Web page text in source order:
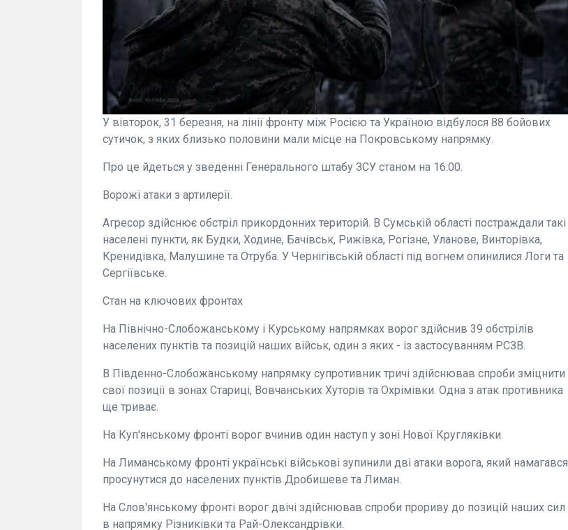
У вівторок, 31 березня, на лінії фронту між Росією та Україною відбулося 88 бойових
сутичок, з яких близько половини мали місце на Покровському напрямку.
Про це йдеться у зведенні Генерального штабу ЗСУ станом на 16:00.
Ворожі атаки з артилерії.
Агресор здійснює обстріл прикордонних територій. В Сумській області постраждали такі
населені пункти, як Будки, Ходине, Бачівськ, Рижівка, Рогізне, Уланове, Винторівка,
Кренидівка, Малушине та Отруба. У Чернігівській області під вогнем опинилися Логи та
Сергіївське.
Стан на ключових фронтах
На Північно-Слобожанському і Курському напрямках ворог здійснив 39 обстрілів
населених пунктів та позицій наших військ, один з яких - із застосуванням РСЗВ.
В Південно-Слобожанському напрямку супротивник тричі здійснював спроби зміцнити
свої позиції в зонах Стариці, Вовчанських Хуторів та Охрімівки. Одна з атак противника
ще триває.
На Куп'янському фронті ворог вчинив один наступ у зоні Нової Кругляківки.
На Лиманському фронті українські військові зупинили дві атаки ворога, який намагався
просунутися до населених пунктів Дробишеве та Лиман.
На Слов'янському фронті ворог двічі здійснював спроби прориву до позицій наших сил
в напрямку Різниківки та Рай-Олександрівки.